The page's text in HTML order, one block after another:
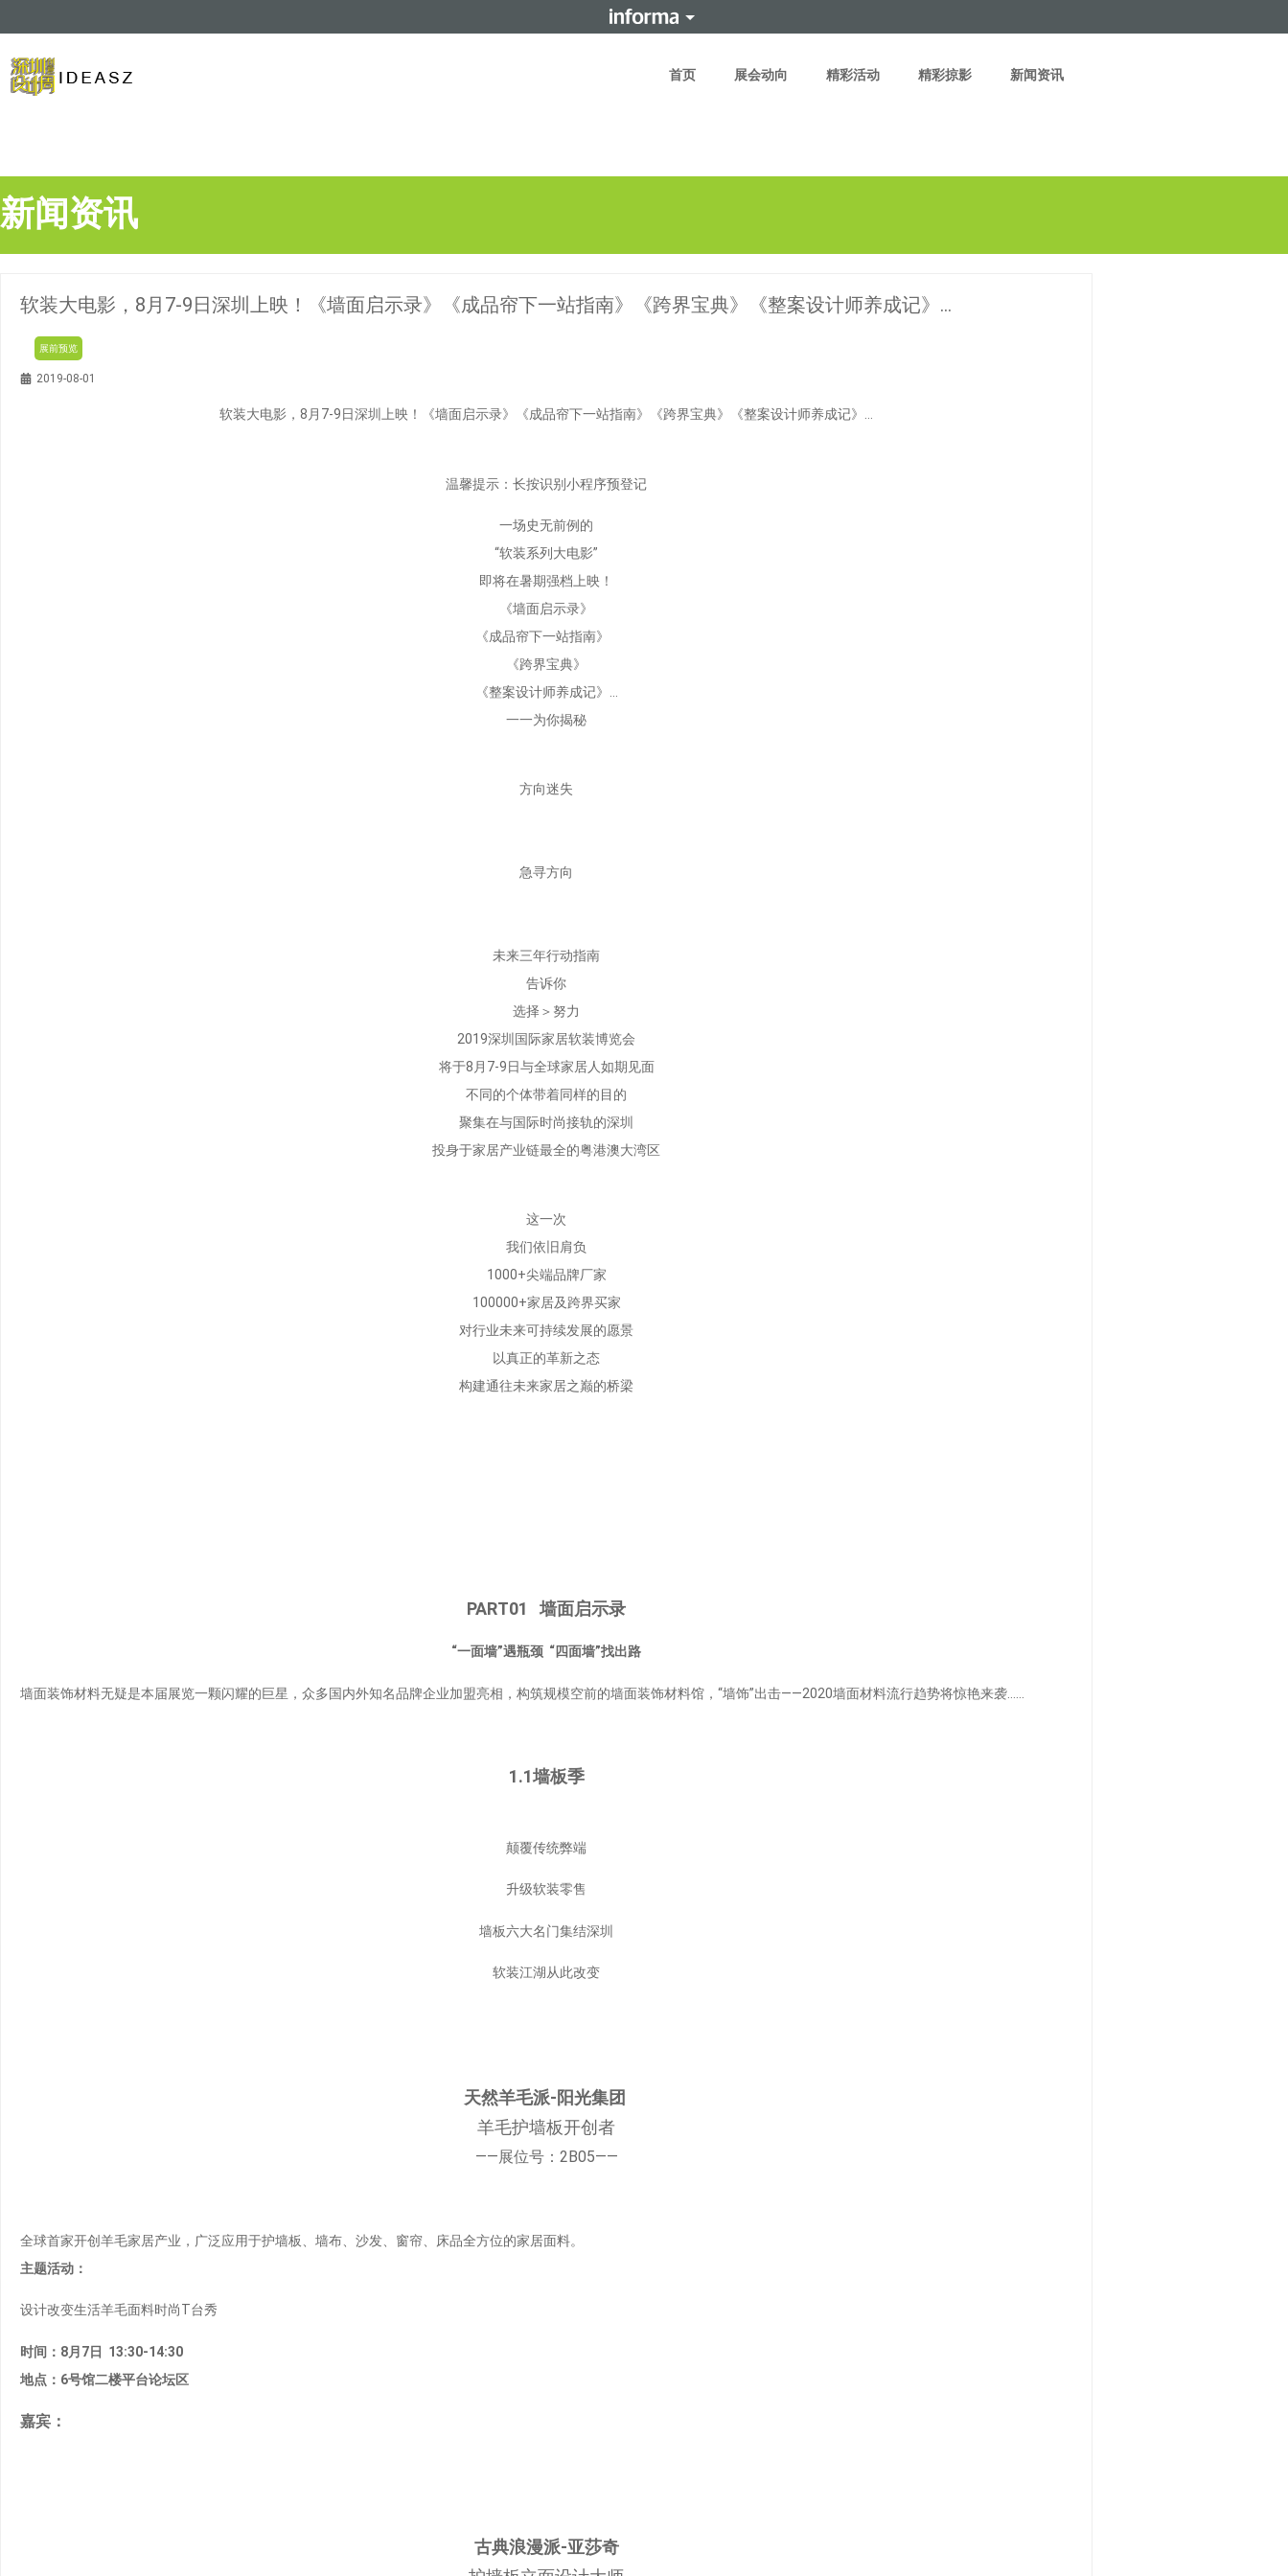
首页 展会动向 精彩活动 精彩掠影 新闻资讯
新闻资讯
软装大电影，8月7-9日深圳上映！《墙面启示录》《成品帘下一站指南》《跨界宝典》《整案设计师养成记》…
展前预览
2019-08-01
软装大电影，8月7-9日深圳上映！《墙面启示录》《成品帘下一站指南》《跨界宝典》《整案设计师养成记》…
温馨提示：长按识别小程序预登记
一场史无前例的
“软装系列大电影”
即将在暑期强档上映！
《墙面启示录》
《成品帘下一站指南》
《跨界宝典》
《整案设计师养成记》…
一一为你揭秘
方向迷失
急寻方向
未来三年行动指南
告诉你
选择＞努力
2019深圳国际家居软装博览会
将于8月7-9日与全球家居人如期见面
不同的个体带着同样的目的
聚集在与国际时尚接轨的深圳
投身于家居产业链最全的粤港澳大湾区
这一次
我们依旧肩负
1000+尖端品牌厂家
100000+家居及跨界买家
对行业未来可持续发展的愿景
以真正的革新之态
构建通往未来家居之巅的桥梁
PART01 墙面启示录
“一面墙”遇瓶颈 “四面墙”找出路
墙面装饰材料无疑是本届展览一颗闪耀的巨星，众多国内外知名品牌企业加盟亮相，构筑规模空前的墙面装饰材料馆，“墙饰”出击——2020墙面材料流行趋势将惊艳来袭……
1.1墙板季
颠覆传统弊端
升级软装零售
墙板六大名门集结深圳
软装江湖从此改变
天然羊毛派-阳光集团
羊毛护墙板开创者
——展位号：2B05——
全球首家开创羊毛家居产业，广泛应用于护墙板、墙布、沙发、窗帘、床品全方位的家居面料。
主题活动：
设计改变生活羊毛面料时尚T台秀
时间：8月7日 13:30-14:30
地点：6号馆二楼平台论坛区
嘉宾：
古典浪漫派-亚莎奇